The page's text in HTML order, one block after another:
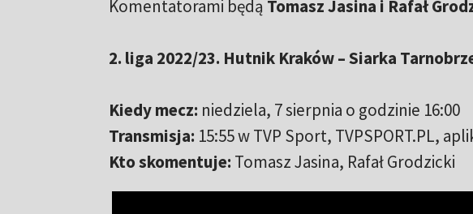
Komentatorami będą Tomasz Jasina i Rafał
2. liga 2022/23. Hutnik Kraków – Siarka
Kiedy mecz: niedziela, 7 sierpnia o godzinie 16:00
Transmisja: 15:55 w TVP Sport, TVPSPORT.PL,
Kto skomentuje: Tomasz Jasina, Rafał Grodzicki